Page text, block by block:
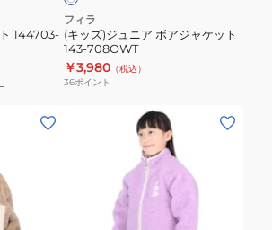
144703-
ジ
ャ
ケ
ッ
フィラ
(キッズ)ジュニア ボアジャケット
143-708OWT
￥3,980 （税込）
36ポイント